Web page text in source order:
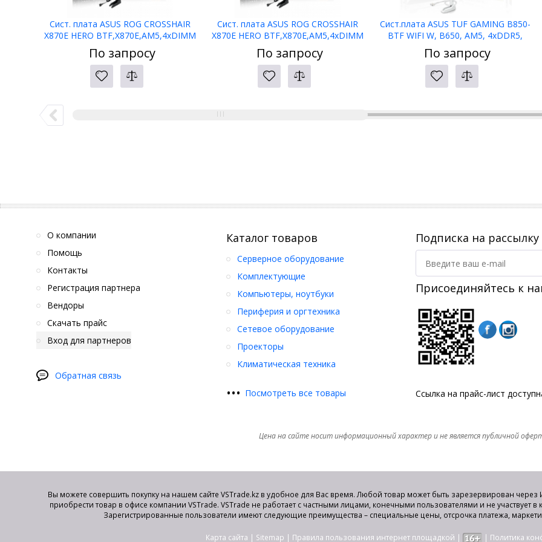
Сист. плата ASUS ROG CROSSHAIR
X870E HERO BTF,X870E,AM5,4xDIMM
DDR5,2xPCI-E x16
,5xM.2,4xSATA,HDMI,WIFI7,BOX
По запросу
Сист. плата ASUS ROG CROSSHAIR
X870E HERO BTF,X870E,AM5,4xDIMM
DDR5,2xPCI-E x16
,5xM.2,4xSATA,HDMI,WIFI7,BOX
По запросу
Сист.плата ASUS TUF GAMING B850-
BTF WIFI W, B650, AM5, 4xDDR5,
2xPCI-E x16, PCI-Ex1, M2,
SATA,HDMI,DP, WIFI7, WHITE, BOX
По запросу
О компании
Помощь
Контакты
Регистрация партнера
Вендоры
Скачать прайс
Вход для партнеров
Обратная связь
Каталог товаров
Серверное оборудование
Комплектующие
Компьютеры, ноутбуки
Периферия и оргтехника
Сетевое оборудование
Проекторы
Климатическая техника
••• Посмотреть все товары
Подписка на рассылку
Присоединяйтесь к
Ссылка на прайс-лист
Цена на сайте носит информационный характер и не является публичной
Вы можете совершить покупку на нашем сайте VSTrade.kz в удобное для Вас время. Любой товар может быть зарезервирован через
приобрести товар в офисе компании VSTrade. VSTrade не работает с частными лицами, конечными пользователями и не участвует
Зарегистрированные пользователи имеют следующие преимущества – специальные цены, отсрочка платежа,
Карта сайта | Sitemap | Правила пользования интернет площадкой | | Политика